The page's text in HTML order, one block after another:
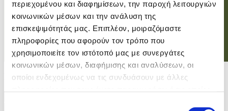
περιεχομένου και διαφημίσεων, την παροχή λειτουργιών
κοινωνικών μέσων και την ανάλυση της
επισκεψιμότητάς μας. Επιπλέον, μοιραζόμαστε
πληροφορίες που αφορούν τον τρόπο που
χρησιμοποιείτε τον ιστότοπό μας με συνεργάτες
κοινωνικών μέσων, διαφήμισης και αναλύσεων, οι
οποίοι ενδεχομένως να τις συνδυάσουν με άλλες
Virals
Επιστήμες
Σύνδεση
Σύνδεση